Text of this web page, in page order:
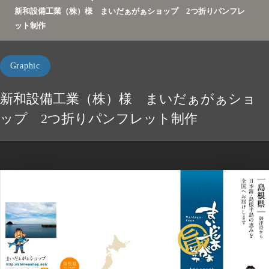
新和設備工業（株）様 まいだぁがぁショップ 2つ折りパンフレ
ット制作
Graphic
新和設備工業（株）様 まいだぁがぁショ
ップ 2つ折りパンフレット制作